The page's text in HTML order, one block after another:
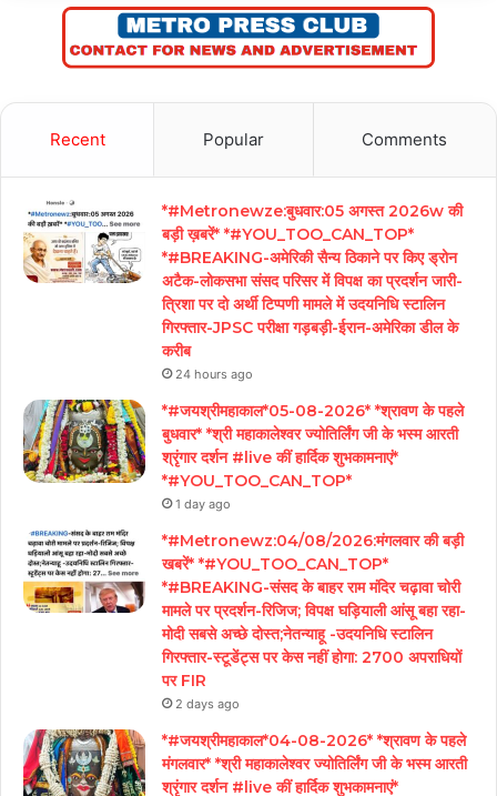
Recent Popular Comments
*#Metronewze:बुधवार:05 अगस्त 2026w की
बड़ी ख़बरें* *#YOU_TOO_CAN_TOP*
*#BREAKING-अमेरिकी सैन्य ठिकाने पर किए ड्रोन
अटैक-लोकसभा संसद परिसर में विपक्ष का प्रदर्शन जारी-
त्रिशा पर दो अर्थी टिप्पणी मामले में उदयनिधि स्टालिन
गिरफ्तार-JPSC परीक्षा गड़बड़ी-ईरान-अमेरिका डील के
करीब
24 hours ago
*#जयश्रीमहाकाल*05-08-2026* *श्रावण के पहले
बुधवार* *श्री महाकालेश्वर ज्योतिर्लिंग जी के भस्म आरती
श्रृंगार दर्शन #live कीं हार्दिक शुभकामनाएं*
*#YOU_TOO_CAN_TOP*
1 day ago
*#Metronewz:04/08/2026:मंगलवार की बड़ी
खबरें* *#YOU_TOO_CAN_TOP*
*#BREAKING-संसद के बाहर राम मंदिर चढ़ावा चोरी
मामले पर प्रदर्शन-रिजिज; विपक्ष घड़ियाली आंसू बहा रहा-
मोदी सबसे अच्छे दोस्त;नेतन्याहू -उदयनिधि स्टालिन
गिरफ्तार-स्टूडेंट्स पर केस नहीं होगा: 2700 अपराधियों
पर FIR
2 days ago
*#जयश्रीमहाकाल*04-08-2026* *श्रावण के पहले
मंगलवार* *श्री महाकालेश्वर ज्योतिर्लिंग जी के भस्म आरती
श्रृंगार दर्शन #live कीं हार्दिक शुभकामनाएं*